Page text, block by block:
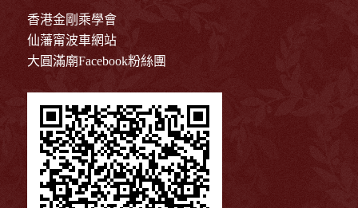
香港金剛乘學會
仙藩甯波車網站
大圓滿廟Facebook粉絲團